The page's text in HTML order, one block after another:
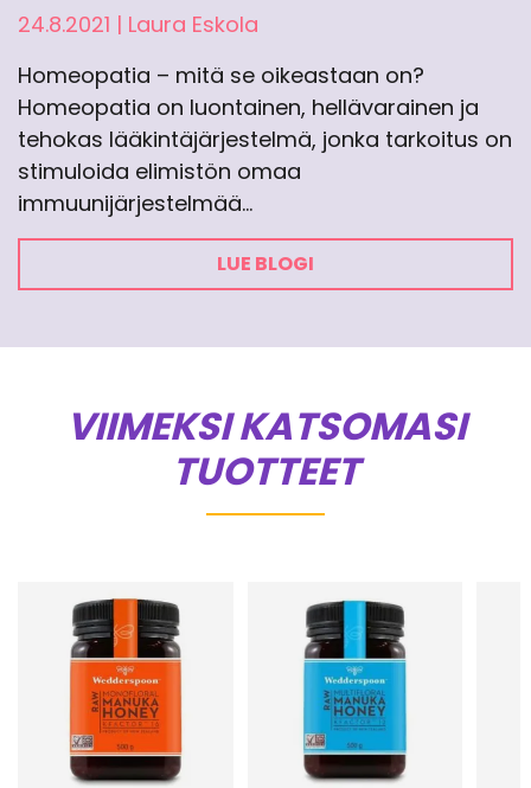
24.8.2021 | Laura Eskola
Homeopatia – mitä se oikeastaan on?
Homeopatia on luontainen, hellävarainen ja
tehokas lääkintäjärjestelmä, jonka tarkoitus on
stimuloida elimistön omaa
immuunijärjestelmää…
LUE BLOGI
VIIMEKSI KATSOMASI
TUOTTEET